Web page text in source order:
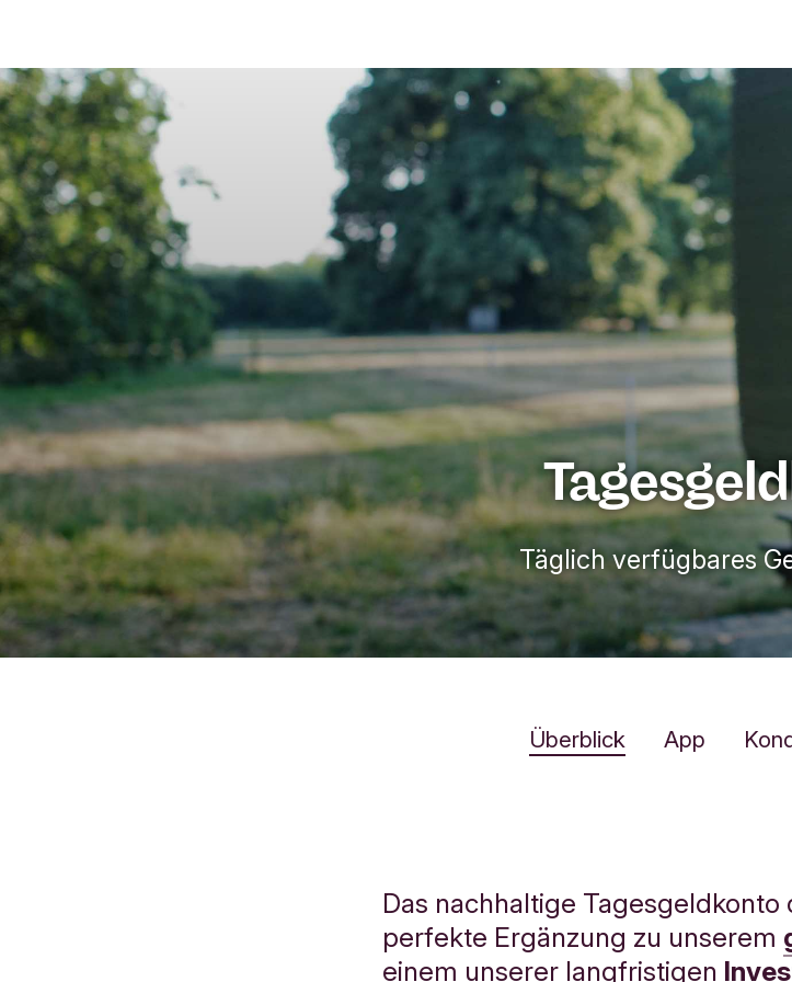
Täglich verfügbares
Überblick App
Das nachhaltige Tagesgeldkonto
perfekte Ergänzung zu unserem
einem unserer langfristigen